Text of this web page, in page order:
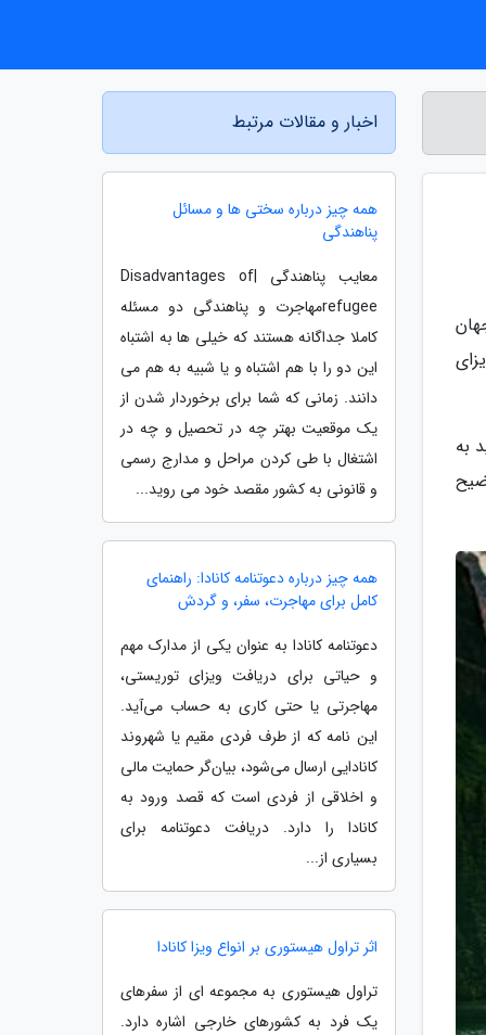
به
اخبار و مقالات مرتبط
همه چیز درباره سختی ها و مسائل
پناهندگی
معایب پناهندگی |Disadvantages of
refugeeمهاجرت و پناهندگی دو مسئله
کاملا جداگانه هستند که خیلی ها به اشتباه
این دو را با هم اشتباه و یا شبیه به هم می
دانند. زمانی که شما برای برخوردار شدن از
یک موقعیت بهتر چه در تحصیل و چه در
اشتغال با طی کردن مراحل و مدارج رسمی
و قانونی به کشور مقصد خود می روید...
همه چیز درباره دعوتنامه کانادا: راهنمای
کامل برای مهاجرت، سفر، و گردش
دعوتنامه کانادا به عنوان یکی از مدارک مهم
و حیاتی برای دریافت ویزای توریستی،
مهاجرتی یا حتی کاری به حساب می‌آید.
این نامه که از طرف فردی مقیم یا شهروند
کانادایی ارسال می‌شود، بیان‌گر حمایت مالی
و اخلاقی از فردی است که قصد ورود به
کانادا را دارد. دریافت دعوتنامه برای
بسیاری از...
اثر تراول هیستوری بر انواع ویزا کانادا
تراول هیستوری به مجموعه ای از سفرهای
یک فرد به کشورهای خارجی اشاره دارد.